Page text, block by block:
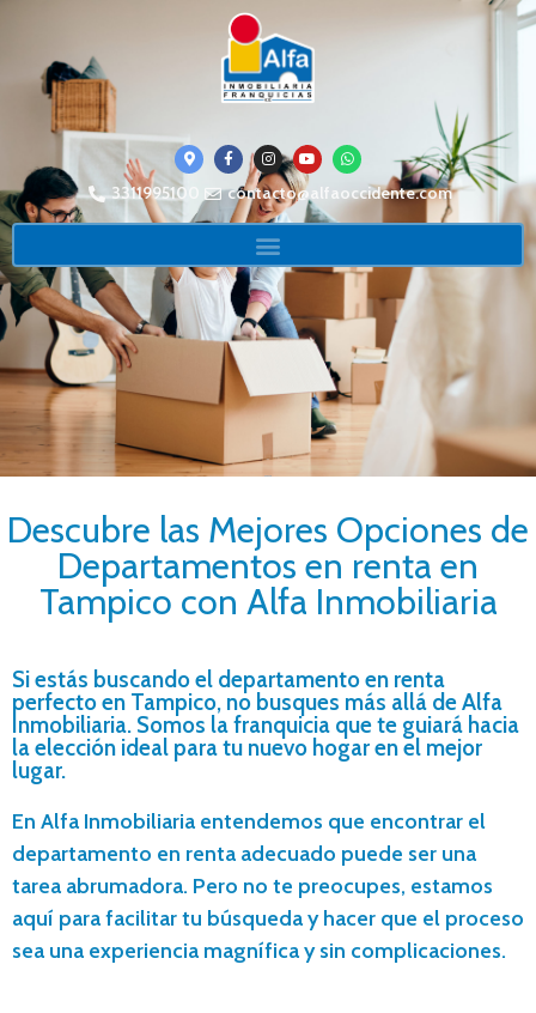
3311995100 contacto@alfaoccidente.com
Descubre las Mejores Opciones de
Departamentos en renta en
Tampico con Alfa Inmobiliaria
Si estás buscando el departamento en renta
perfecto en Tampico, no busques más allá de Alfa
Inmobiliaria. Somos la franquicia que te guiará hacia
la elección ideal para tu nuevo hogar en el mejor
lugar.
En Alfa Inmobiliaria entendemos que encontrar el
departamento en renta adecuado puede ser una
tarea abrumadora. Pero no te preocupes, estamos
aquí para facilitar tu búsqueda y hacer que el proceso
sea una experiencia magnífica y sin complicaciones.